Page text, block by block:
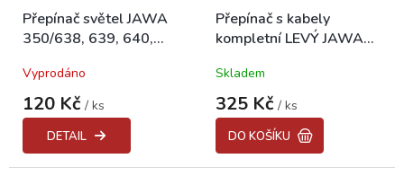
Přepínač světel JAWA
350/638, 639, 640,
Vyprodáno
120 Kč / ks
DETAIL
Přepínač s kabely
kompletní LEVÝ JAWA
Skladem
325 Kč / ks
DO KOŠÍKU